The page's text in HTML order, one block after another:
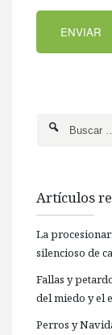
Artículos
La
silencioso de
Fallas y
del miedo y el
Perros y